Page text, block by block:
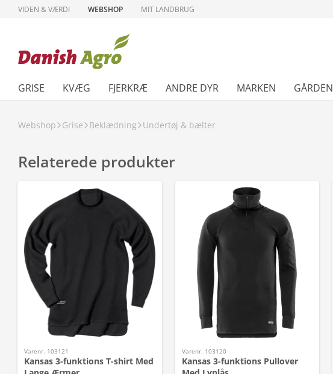
VIDEN & VÆRDI WEBSHOP MIT LANDBRUG
GRISE KVÆG FJERKRÆ ANDRE DYR MARKEN GÅRDEN
Webshop Grise Beklædning Undertøj & bælter
Relaterede produkter
Varenr. 103121
Kansas 3-funktions T-shirt Med
Varenr. 103120
Kansas 3-funktions Pullover